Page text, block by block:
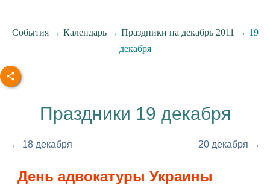
События→ Календарь→ Праздники на декабрь 2011 → 19
декабря
Праздники 19 декабря
← 18 декабря 20 декабря →
День адвокатуры Украины